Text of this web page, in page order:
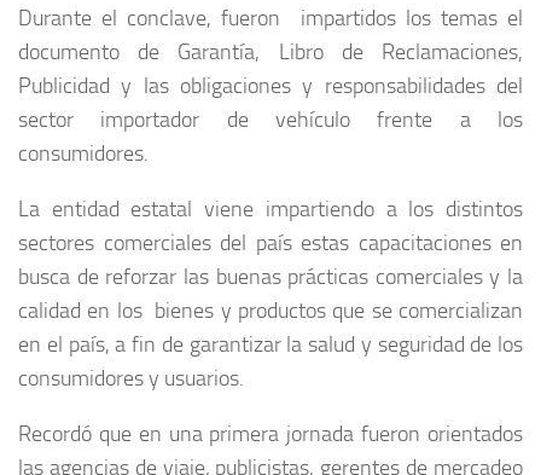
Durante el conclave, fueron impartidos los temas el
documento de Garantía, Libro de Reclamaciones,
Publicidad y las obligaciones y responsabilidades del
sector importador de vehículo frente a los
consumidores.
La entidad estatal viene impartiendo a los distintos
sectores comerciales del país estas capacitaciones en
busca de reforzar las buenas prácticas comerciales y la
calidad en los bienes y productos que se comercializan
en el país, a fin de garantizar la salud y seguridad de los
consumidores y usuarios.
Recordó que en una primera jornada fueron orientados
las agencias de viaje, publicistas, gerentes de mercadeo